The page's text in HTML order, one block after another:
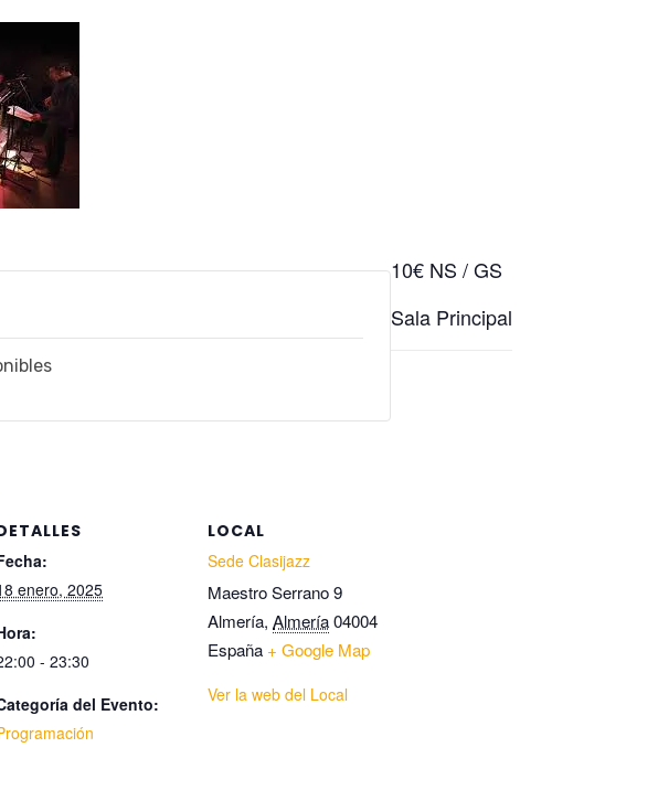
10€ NS / GS
Sala Principal
enero, 2025
- 23:30
del Evento:
LOCAL
Sede Clasijazz
Maestro Serrano 9
Almería, Almería04004
España + Google Map
Ver la web del Local